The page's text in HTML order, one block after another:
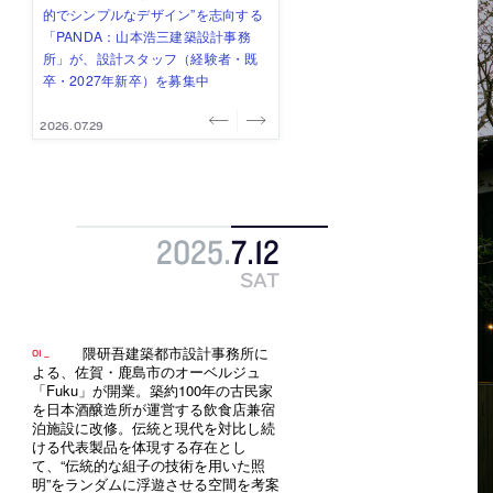
み”を作り、リモートワーク主体の働
き方を実践する「株式会社つぎと」
が、設計スタッフ（経験者・既卒）
を募集中
2026.08.03
ー (業務委託) を募集中
2026.08.03
け、スタッフ同士で助け合う環境づ
くりも行う「E.A.S.T.architects」
が、設計スタッフ（経験者・既卒・
2027年新卒）を募集中
2026.07.31
ALA INC.」が、設計スタッフ・アル
バイト・事務職を募集中
2026.07.30
的でシンプルなデザイン”を志向する
「PANDA：山本浩三建築設計事務
所」が、設計スタッフ（経験者・既
卒・2027年新卒）を募集中
2026.07.29
2025.7.12
SAT
隈研吾建築都市設計事務所に
よる、佐賀・鹿島市のオーベルジュ
「Fuku」が開業。築約100年の古民家
を日本酒醸造所が運営する飲食店兼宿
泊施設に改修。伝統と現代を対比し続
ける代表製品を体現する存在とし
て、“伝統的な組子の技術を用いた照
明”をランダムに浮遊させる空間を考案